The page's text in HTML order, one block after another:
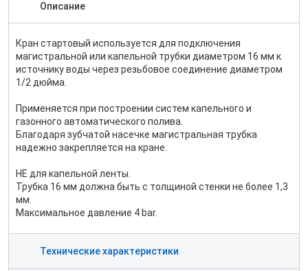
Описание
Кран стартовый используется для подключения
магистральной или капельной трубки диаметром 16 мм к
источнику воды через резьбовое соединение диаметром
1/2 дюйма.
Применяется при построении систем капельного и
газонного автоматического полива.
Благодаря зубчатой насечке магистральная трубка
надежно закрепляется на кране.
НЕ для капельной ленты.
Трубка 16 мм должна быть с толщиной стенки не более 1,3
мм.
Максимальное давление 4 bar.
Технические характеристики